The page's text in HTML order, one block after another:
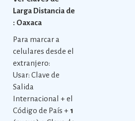
Larga Distancia de
: Oaxaca
Para marcar a
celulares desde el
extranjero:
Usar: Clave de
Salida
Internacional + el
Código de País + 1